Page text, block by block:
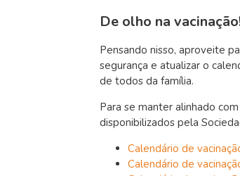
De olho na
Pensando nisso, aproveite
segurança e atualizar o
de todos da família.
Para se manter alinhado
disponibilizados pela
Calendário de
Calendário de